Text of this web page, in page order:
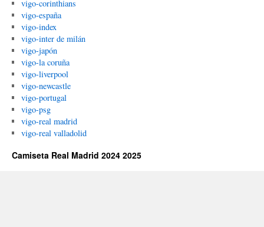
vigo-corinthians
vigo-españa
vigo-index
vigo-inter de milán
vigo-japón
vigo-la coruña
vigo-liverpool
vigo-newcastle
vigo-portugal
vigo-psg
vigo-real madrid
vigo-real valladolid
Camiseta Real Madrid 2024 2025